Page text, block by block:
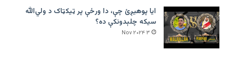
ایا پوهیږئ چې، دا ورځې پر ټيکټاک د ولي‌الله
سیکه چلېدونکې ده؟
۳ Nov ۲۰۲۴